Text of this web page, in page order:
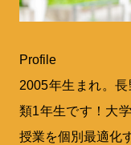
Profile
2005年生まれ。
類1年生です！大
授業を個別最適化